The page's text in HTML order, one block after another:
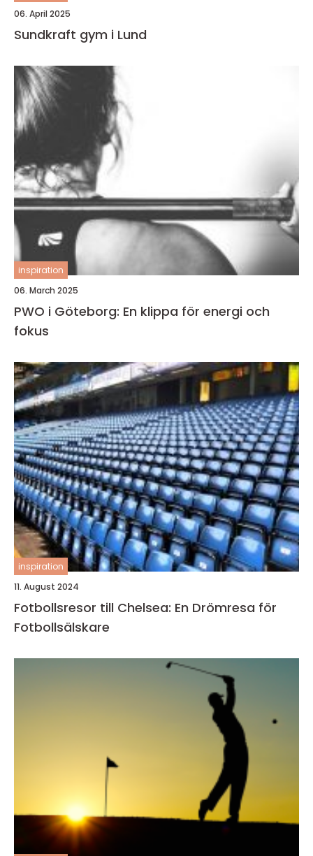
06. April 2025
Sundkraft gym i Lund
inspiration
06. March 2025
PWO i Göteborg: En klippa för energi och
fokus
inspiration
11. August 2024
Fotbollsresor till Chelsea: En Drömresa för
Fotbollsälskare